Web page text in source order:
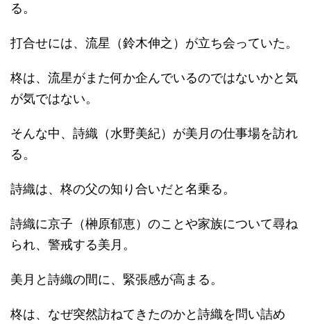
る。
打合せには、流星（鈴木伸之）が立ち会っていた。
柊は、流星がまた何か企んでいるのではないかと気
が気ではない。
そんな中、詩織（水野美紀）が美月の仕事場を訪れ
る。
詩織は、柊の父の知り合いだと名乗る。
詩織に京子（榊原郁恵）のことや家族について尋ね
られ、警戒する美月。
美月と詩織の間に、緊張感が高まる。
柊は、なぜ突然訪ねてきたのかと詩織を問い詰め